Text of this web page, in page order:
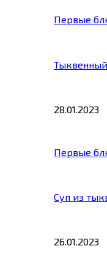
Первые
28.01.2023
Первые
Суп из
26.01.2023